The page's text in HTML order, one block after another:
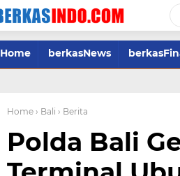
Home berkasNews
Home › Bali › Berita
Polda Bali